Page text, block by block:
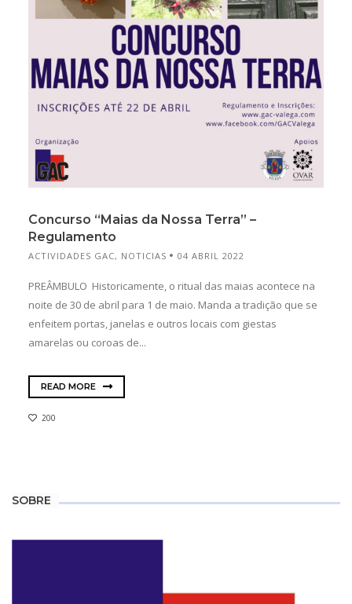
Concurso “Maias da Nossa Terra” –
Regulamento
ACTIVIDADES GAC, NOTICIAS 04 ABRIL 2022
PREÂMBULO Historicamente, o ritual das maias acontece na
noite de 30 de abril para 1 de maio. Manda a tradição que se
enfeitem portas, janelas e outros locais com giestas
amarelas ou coroas de...
READ MORE
200
SOBRE